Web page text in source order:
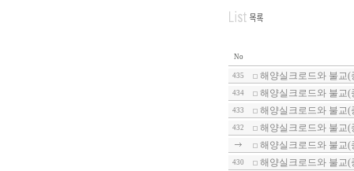
No
435 해양실크로드와 불교
434 해양실크로드와 불교
433 해양실크로드와 불교
432
해양실크로드와 불교
해양실크로드와 불교
430 해양실크로드와 불교